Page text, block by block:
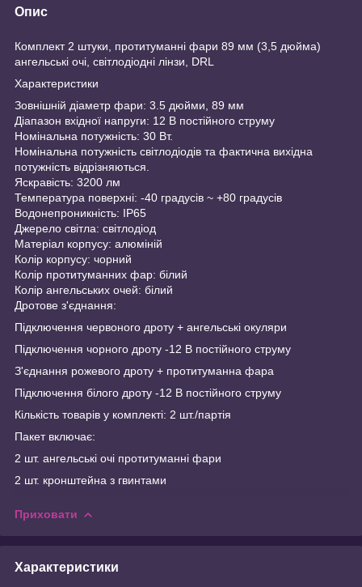
Опис
Комплект 2 штуки, протитуманні фари 89 мм (3,5 дюйма)
ангельські очі, світлодіодні лінзи, DRL
Характеристики
Зовнішній діаметр фари: 3.5 дюйми, 89 мм
Діапазон вхідної напруги: 12 В постійного струму
Номінальна потужність: 30 Вт.
Номінальна потужність світлодіодів та фактична вихідна
потужність відрізняються.
Яскравість: 3200 лм
Температура поверхні: -40 градусів ~ +80 градусів
Водонепроникність: IP65
Джерело світла: світлодіод
Матеріал корпусу: алюміній
Колір корпусу: чорний
Колір протитуманних фар: білий
Колір ангельських очей: білий
Дротове з'єднання:
Підключення червоного дроту + ангельські окуляри
Підключення чорного дроту -12 В постійного струму
З'єднання рожевого дроту + протитуманна фара
Підключення білого дроту -12 В постійного струму
Кількість товарів у комплекті: 2 шт./партія
Пакет включає:
2 шт. ангельські очі протитуманні фари
2 шт. кронштейна з гвинтами
Приховати
Характеристики